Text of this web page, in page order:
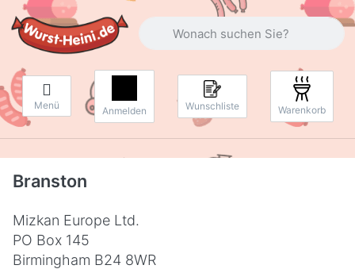
Geben Sie einen Suchbegriff ein.
Menü Anmelden Wunschliste Warenkorb
Branston
Mizkan Europe Ltd.
PO Box 145
Birmingham B24 8WR